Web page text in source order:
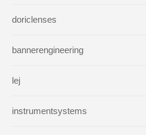
doriclenses
bannerengineering
lej
instrumentsystems